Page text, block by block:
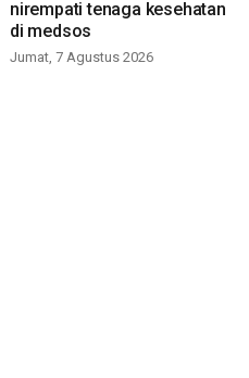
nirempati tenaga kesehatan
di medsos
Jumat, 7 Agustus 2026